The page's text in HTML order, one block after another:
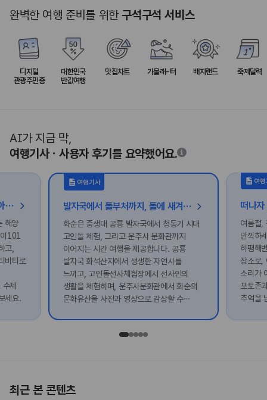
완벽한 여행 준비를 위한구석구석 서비스
디지털
관광주민증
대한민국
반값여행
맛집차트 가볼래-터 배지랜드 축제달력
AI가 지금 막,
여행기사ㆍ사용자 후기를 요약했어요.
[가볼래-터] 시원함이 터지는 오아시스, 친구와 함께 가는 해양 레저 여행
해양
101
고,
비티로
제
세요.
여행기사
발자국에서 돌부처까지, 돌에 새겨진 화순의 시간
화순은 중생대 공룡 발자국에서 청동기 시대
고인돌 체험, 그리고 운주사 문화관까지
이어지는 시간 여행을 제공합니다. 공룡
발자국 화석산지에서 생생한 자연사를
느끼고, 고인돌선사체험장에서 선사인의
생활을 체험하며, 운주사문화관에서 화순의
문화유산을 사진과 영상으로 감상할 수
여
여름철,
만끽하
하평해
장소로,
소리가
포토존
추억을
최근 본 콘텐츠